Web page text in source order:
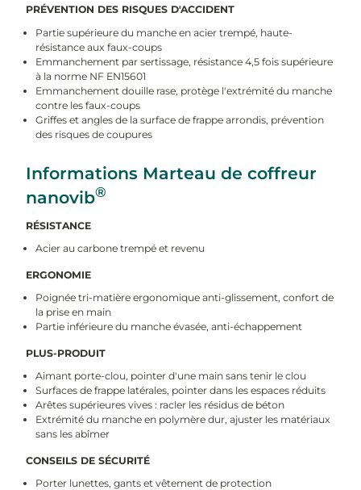
PRÉVENTION DES RISQUES D'ACCIDENT
Partie supérieure du manche en acier trempé, haute-
résistance aux faux-coups
Emmanchement par sertissage, résistance 4,5 fois supérieure
à la norme NF EN15601
Emmanchement douille rase, protège l'extrémité du manche
contre les faux-coups
Griffes et angles de la surface de frappe arrondis, prévention
des risques de coupures
Informations Marteau de coffreur
nanovib®
RÉSISTANCE
Acier au carbone trempé et revenu
ERGONOMIE
Poignée tri-matière ergonomique anti-glissement, confort de
la prise en main
Partie inférieure du manche évasée, anti-échappement
PLUS-PRODUIT
Aimant porte-clou, pointer d'une main sans tenir le clou
Surfaces de frappe latérales, pointer dans les espaces réduits
Arêtes supérieures vives : racler les résidus de béton
Extrémité du manche en polymère dur, ajuster les matériaux
sans les abîmer
CONSEILS DE SÉCURITÉ
Porter lunettes, gants et vêtement de protection